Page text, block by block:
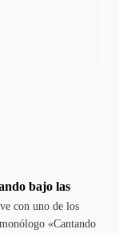
bajo las
con uno de los
«Cantando